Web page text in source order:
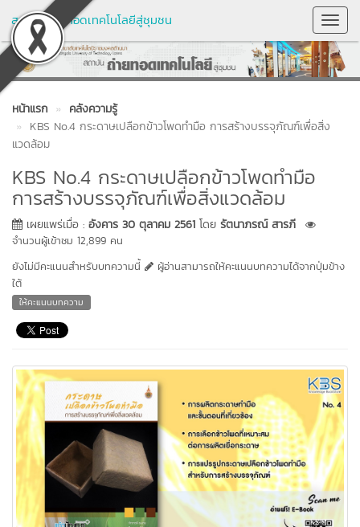
สถาบันถ่ายทอดเทคโนโลยีสู่ชุมชน
หน้าแรก
คลังความรู้
KBS No.4 กระดาษเปลือกข้าวโพดทำมือ การสร้างบรรจุภัณฑ์เพื่อสิ่ง
แวดล้อม
KBS No.4 กระดาษเปลือกข้าวโพดทำมือ
การสร้างบรรจุภัณฑ์เพื่อสิ่งแวดล้อม
เผยแพร่เมื่อ : อังคาร 30 ตุลาคม 2561 โดย รัตนาภรณ์ สารภี
จำนวนผู้เข้าชม 12,899 คน
ยังไม่มีคะแนนสำหรับบทความนี้
ผู้อ่านสามารถให้คะแนนบทความได้จากปุ่มข้าง
ใต้
ให้คะแนนบทความ